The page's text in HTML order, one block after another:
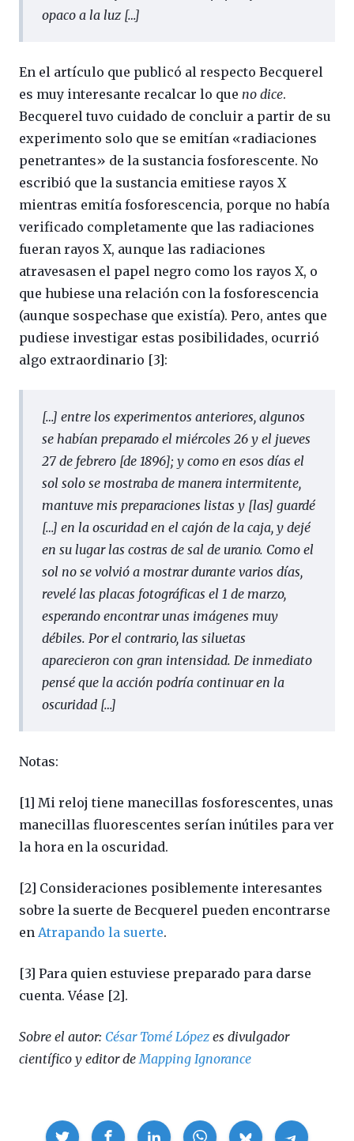
opaco a la luz […]
En el artículo que publicó al respecto Becquerel
es muy interesante recalcar lo que no dice.
Becquerel tuvo cuidado de concluir a partir de su
experimento solo que se emitían «radiaciones
penetrantes» de la sustancia fosforescente. No
escribió que la sustancia emitiese rayos X
mientras emitía fosforescencia, porque no había
verificado completamente que las radiaciones
fueran rayos X, aunque las radiaciones
atravesasen el papel negro como los rayos X, o
que hubiese una relación con la fosforescencia
(aunque sospechase que existía). Pero, antes que
pudiese investigar estas posibilidades, ocurrió
algo extraordinario [3]:
[…] entre los experimentos anteriores, algunos
se habían preparado el miércoles 26 y el jueves
27 de febrero [de 1896]; y como en esos días el
sol solo se mostraba de manera intermitente,
mantuve mis preparaciones listas y [las] guardé
[…] en la oscuridad en el cajón de la caja, y dejé
en su lugar las costras de sal de uranio. Como el
sol no se volvió a mostrar durante varios días,
revelé las placas fotográficas el 1 de marzo,
esperando encontrar unas imágenes muy
débiles. Por el contrario, las siluetas
aparecieron con gran intensidad. De inmediato
pensé que la acción podría continuar en la
oscuridad […]
Notas:
[1] Mi reloj tiene manecillas fosforescentes, unas
manecillas fluorescentes serían inútiles para ver
la hora en la oscuridad.
[2] Consideraciones posiblemente interesantes
sobre la suerte de Becquerel pueden encontrarse
en Atrapando la suerte.
[3] Para quien estuviese preparado para darse
cuenta. Véase [2].
Sobre el autor: César Tomé López es divulgador
científico y editor de Mapping Ignorance
Compartir